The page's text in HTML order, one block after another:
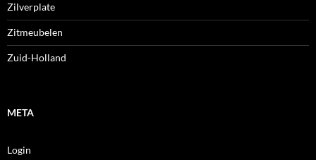
Zilverplate
Zitmeubelen
Zuid-Holland
META
Login